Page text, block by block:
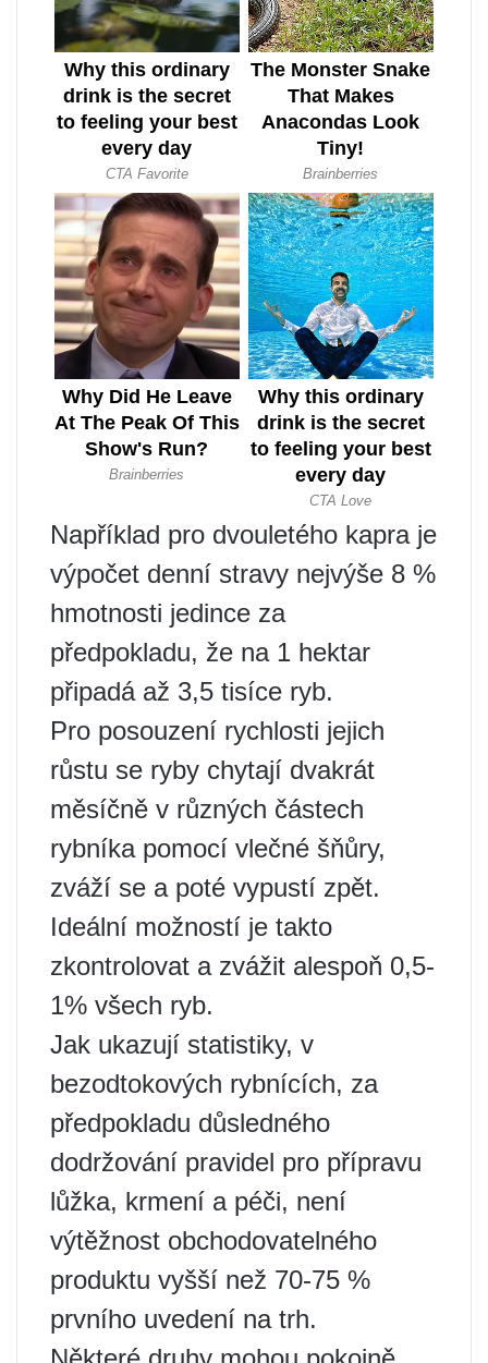
Například pro dvouletého kapra je
výpočet denní stravy nejvýše 8 %
hmotnosti jedince za
předpokladu, že na 1 hektar
připadá až 3,5 tisíce ryb.
Pro posouzení rychlosti jejich
růstu se ryby chytají dvakrát
měsíčně v různých částech
rybníka pomocí vlečné šňůry,
zváží se a poté vypustí zpět.
Ideální možností je takto
zkontrolovat a zvážit alespoň 0,5-
1% všech ryb.
Jak ukazují statistiky, v
bezodtokových rybnících, za
předpokladu důsledného
dodržování pravidel pro přípravu
lůžka, krmení a péči, není
výtěžnost obchodovatelného
produktu vyšší než 70-75 %
prvního uvedení na trh.